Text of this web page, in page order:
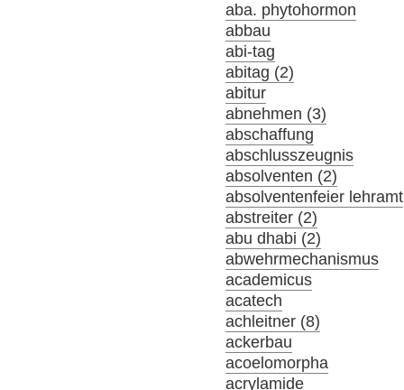
aba. phytohormon
abbau
abi-tag
abitag (2)
abitur
abnehmen (3)
abschaffung
abschlusszeugnis
absolventen (2)
absolventenfeier lehramt
abstreiter (2)
abu dhabi (2)
abwehrmechanismus
academicus
acatech
achleitner (8)
ackerbau
acoelomorpha
acrylamide